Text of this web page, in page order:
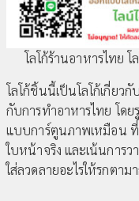
โลโก้ร้านอาหารไทย
โลโก้ชิ้นนี้เป็นโลโก้เกี่ยว
กับการทำอาหารไทย โด
แบบการ์ตูนภาพเหมือน
ใบหน้าจริง และเน้นการ
ใส่ลวดลายอะไรให้รกตาม